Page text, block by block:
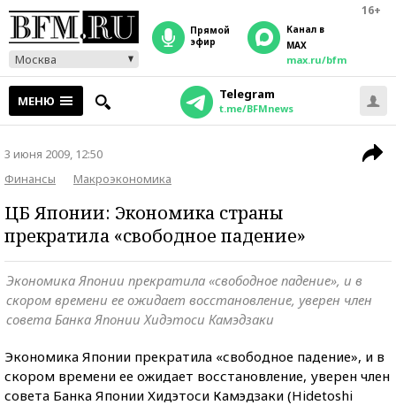
16+
Москва
прямой
эфир
Канал в
MAX
max.ru/bfm
МЕНЮ Telegram
t.me/BFMnews
3 июня 2009, 12:50
Финансы
Макроэкономика
ЦБ Японии: Экономика страны
прекратила «свободное падение»
Экономика Японии прекратила «свободное падение», и в
скором времени ее ожидает восстановление, уверен член
совета Банка Японии Хидэтоси Камэдзаки
Экономика Японии прекратила «свободное падение», и в
скором времени ее ожидает восстановление, уверен член
совета Банка Японии Хидэтоси Камэдзаки (Hidetoshi